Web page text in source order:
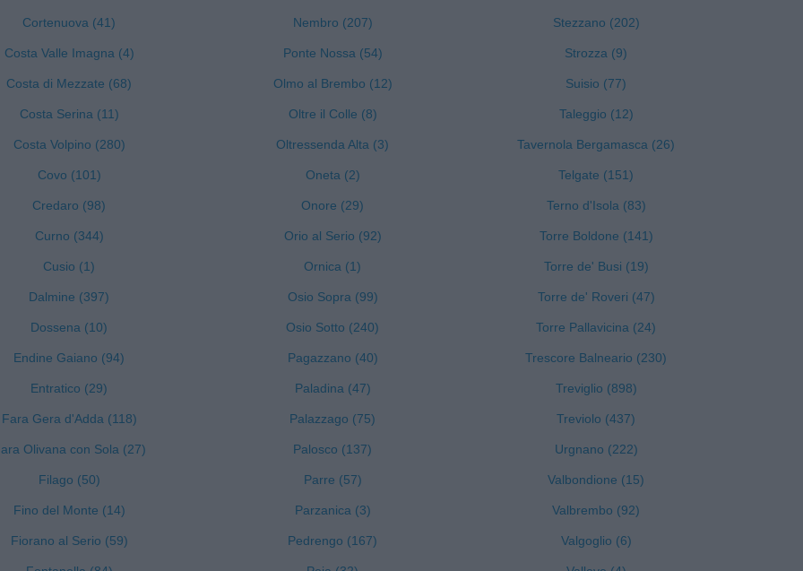
Cortenuova (41)
Costa Valle Imagna (4)
Costa di Mezzate (68)
Costa Serina (11)
Costa Volpino (280)
Covo (101)
Credaro (98)
Curno (344)
Cusio (1)
Dalmine (397)
Dossena (10)
Endine Gaiano (94)
Entratico (29)
Fara Gera d'Adda (118)
Olivana con Sola (27)
Filago (50)
Fino del Monte (14)
Fiorano al Serio (59)
Nembro (207)
Ponte Nossa (54)
Olmo al Brembo (12)
Oltre il Colle (8)
Oltressenda Alta (3)
Oneta (2)
Onore (29)
Orio al Serio (92)
Ornica (1)
Osio Sopra (99)
Osio Sotto (240)
Pagazzano (40)
Paladina (47)
Palazzago (75)
Palosco (137)
Parre (57)
Parzanica (3)
Pedrengo (167)
Stezzano (202)
Strozza (9)
Suisio (77)
Taleggio (12)
Tavernola Bergamasca (26)
Telgate (151)
Terno d'Isola (83)
Torre Boldone (141)
Torre de' Busi (19)
Torre de' Roveri (47)
Torre Pallavicina (24)
Trescore Balneario (230)
Treviglio (898)
Treviolo (437)
Urgnano (222)
Valbondione (15)
Valbrembo (92)
Valgoglio (6)